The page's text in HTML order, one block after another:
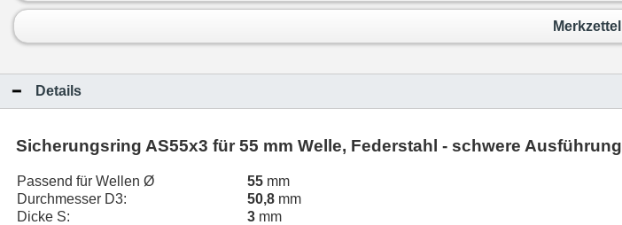
Merkzettel
Details
Sicherungsring AS55x3 für 55 mm Welle, Federstahl - schwere Ausführung
Passend für Wellen Ø 55 mm
Durchmesser D3:
50,8 mm
Dicke S:
3 mm